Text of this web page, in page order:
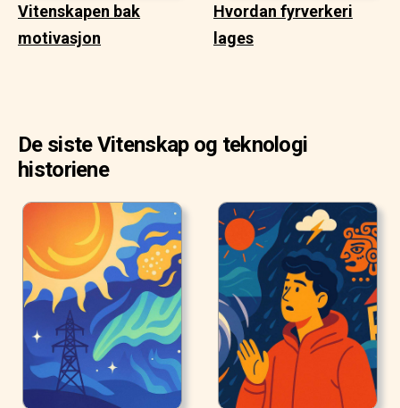
Vitenskapen bak
motivasjon
Hvordan fyrverkeri
lages
De siste Vitenskap og teknologi
historiene